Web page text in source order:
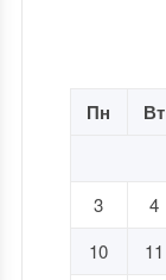
Пн Вт
3
4
10 11